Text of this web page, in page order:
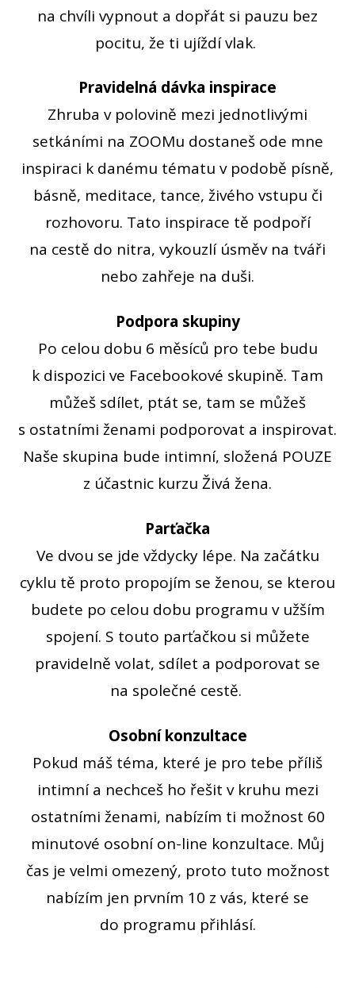
na chvíli vypnout a dopřát si pauzu bez
pocitu, že ti ujíždí vlak.
Pravidelná dávka inspirace
Zhruba v polovině mezi jednotlivými
setkáními na ZOOMu dostaneš ode mne
inspiraci k danému tématu v podobě písně,
básně, meditace, tance, živého vstupu či
rozhovoru. Tato inspirace tě podpoří
na cestě do nitra, vykouzlí úsměv na tváři
nebo zahřeje na duši.
Podpora skupiny
Po celou dobu 6 měsíců pro tebe budu
k dispozici ve Facebookové skupině. Tam
můžeš sdílet, ptát se, tam se můžeš
s ostatními ženami podporovat a inspirovat.
Naše skupina bude intimní, složená POUZE
z účastnic kurzu Živá žena.
Parťačka
Ve dvou se jde vždycky lépe. Na začátku
cyklu tě proto propojím se ženou, se kterou
budete po celou dobu programu v užším
spojení. S touto parťačkou si můžete
pravidelně volat, sdílet a podporovat se
na společné cestě.
Osobní konzultace
Pokud máš téma, které je pro tebe příliš
intimní a nechceš ho řešit v kruhu mezi
ostatními ženami, nabízím ti možnost 60
minutové osobní on-line konzultace. Můj
čas je velmi omezený, proto tuto možnost
nabízím jen prvním 10 z vás, které se
do programu přihlásí.